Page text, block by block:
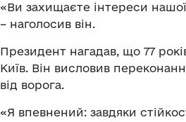
«Ви захищаєте інтереси нашої
– наголосив він.
Президент нагадав, що 77
Київ. Він висловив
від ворога.
«Я впевнений: завдяки